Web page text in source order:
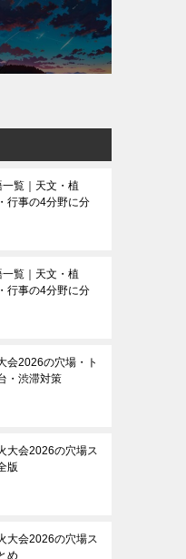
覧｜天文・植
行事の4分野に分
覧｜天文・植
行事の4分野に分
会2026の穴場・ト
・渋滞対策
大会2026の穴場ス
版
大会2026の穴場ス
め